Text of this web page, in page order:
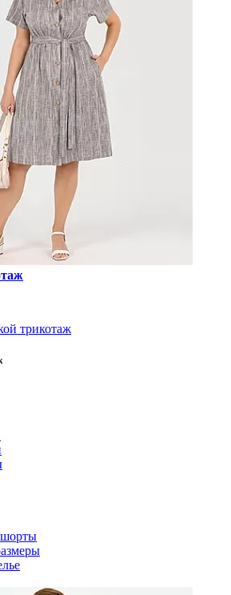
трикотаж